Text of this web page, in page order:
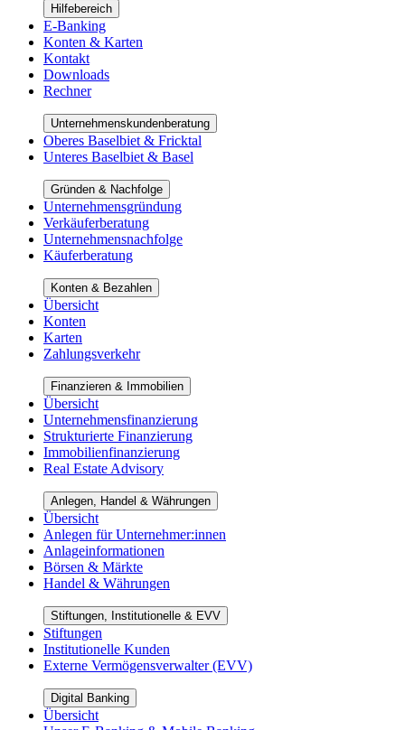
Hilfebereich
E-Banking
Konten & Karten
Kontakt
Downloads
Rechner
Unternehmenskundenberatung
Oberes Baselbiet & Fricktal
Unteres Baselbiet & Basel
Gründen & Nachfolge
Unternehmensgründung
Verkäuferberatung
Unternehmensnachfolge
Käuferberatung
Konten & Bezahlen
Übersicht
Konten
Karten
Zahlungsverkehr
Finanzieren & Immobilien
Übersicht
Unternehmensfinanzierung
Strukturierte Finanzierung
Immobilienfinanzierung
Real Estate Advisory
Anlegen, Handel & Währungen
Übersicht
Anlegen für Unternehmer:innen
Anlageinformationen
Börsen & Märkte
Handel & Währungen
Stiftungen, Institutionelle & EVV
Stiftungen
Institutionelle Kunden
Externe Vermögensverwalter (EVV)
Digital Banking
Übersicht